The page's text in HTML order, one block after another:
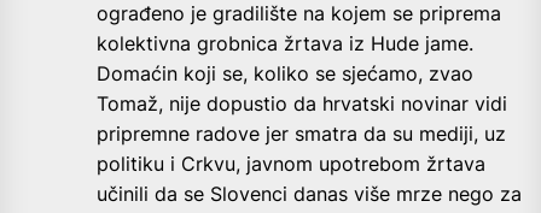
ograđeno je gradilište na kojem se priprema
kolektivna grobnica žrtava iz Hude jame.
Domaćin koji se, koliko se sjećamo, zvao
Tomaž, nije dopustio da hrvatski novinar vidi
pripremne radove jer smatra da su mediji, uz
politiku i Crkvu, javnom upotrebom žrtava
učinili da se Slovenci danas više mrze nego za